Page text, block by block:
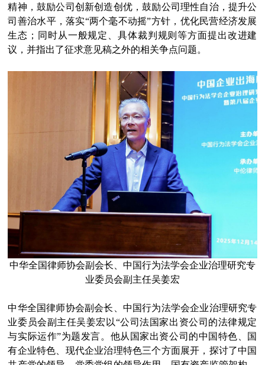
精神，鼓励公司创新创造创优，鼓励公司理性自治，提升公
司善治水平，落实“两个毫不动摇”方针，优化民营经济发展
生态；同时从一般规定、具体裁判规则等方面提出改进建
议，并指出了征求意见稿之外的相关争点问题。
中华全国律师协会副会长、中国行为法学会企业治理研究专
业委员会副主任吴姜宏
中华全国律师协会副会长、中国行为法学会企业治理研究专
业委员会副主任吴姜宏以“公司法国家出资公司的法律规定
与实际运作”为题发言。他从国家出资公司的中国特色、国
有企业特色、现代企业治理特色三个方面展开，探讨了中国